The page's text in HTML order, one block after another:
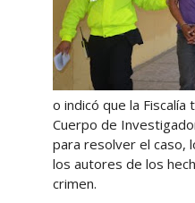
o indicó que la Fiscalía
Cuerpo de
para resolver el caso,
los autores de los
crimen.